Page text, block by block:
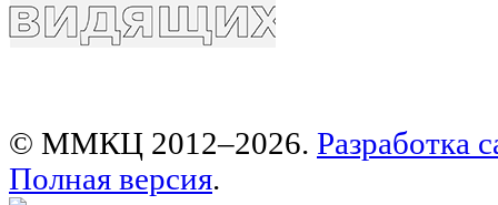
© ММКЦ 2012–2026. Разработка
Полная версия.